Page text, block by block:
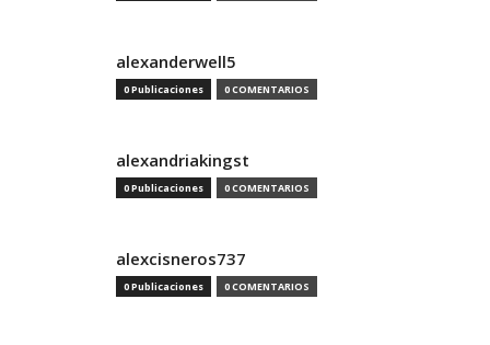
alexanderwell5
0 Publicaciones 0 COMENTARIOS
alexandriakingst
0 Publicaciones 0 COMENTARIOS
alexcisneros737
0 Publicaciones 0 COMENTARIOS